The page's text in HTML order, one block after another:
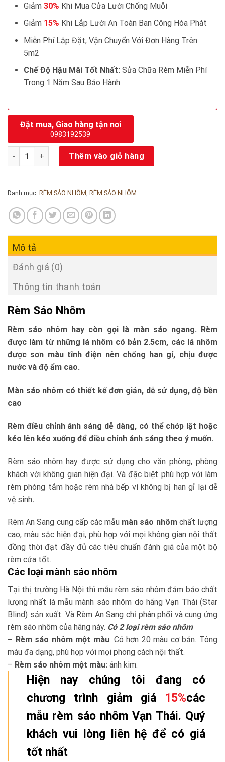
Giảm 30% Khi Mua Cửa Lưới Chống Muỗi
Giảm 15% Khi Lắp Lưới An Toàn Ban Công Hòa Phát
Miễn Phí Lắp Đặt, Vận Chuyển Với Đơn Hàng Trên
5m2
Chế Độ Hậu Mãi Tốt Nhất: Sửa Chữa Rèm Miễn Phí
Trong 1 Năm Sau Bảo Hành
Đặt mua, Giao hàng tận nơi
0983192539
Rèm sáo nhôm Giá rẻ số lượng
Thêm vào giỏ hàng
Danh mục: RÈM SÁO NHÔM, RÈM SÁO NHÔM
Mô tả
Đánh giá (0)
Thông tin thanh toán
Rèm Sáo Nhôm
Rèm sáo nhôm hay còn gọi là màn sáo ngang. Rèm
được làm từ những lá nhôm có bản 2.5cm, các lá nhôm
được sơn màu tĩnh điện nên chống han gỉ, chịu được
nước và độ ẩm cao.
Màn sáo nhôm có thiết kế đơn giản, dễ sử dụng, độ bền
cao
Rèm điều chỉnh ánh sáng dễ dàng, có thể chớp lật hoặc
kéo lên kéo xuống để điều chỉnh ánh sáng theo ý muốn.
Rèm sáo nhôm hay được sử dụng cho văn phòng, phòng
khách với không gian hiện đại. Và đặc biệt phù hợp với làm
rèm phòng tắm hoặc rèm nhà bếp vì không bị han gỉ lại dễ
vệ sinh.
Rèm An Sang cung cấp các mẫu màn sáo nhôm chất lượng
cao, màu sắc hiện đại, phù hợp với mọi không gian nội thất
đồng thời đạt đầy đủ các tiêu chuẩn đánh giá của một bộ
rèm cửa tốt.
Các loại mành sáo nhôm
Tại thị trường Hà Nội thì mẫu rèm sáo nhôm đảm bảo chất
lượng nhất là mẫu mành sáo nhôm do hãng Vạn Thái (Star
Blind) sản xuất. Và Rèm An Sang chỉ phân phối và cung ứng
rèm sáo nhôm của hãng này. Có 2 loại rèm sáo nhôm
– Rèm sáo nhôm một màu: Có hơn 20 màu cơ bản. Tông
màu đa dạng, phù hợp với mọi phong cách nội thất.
– Rèm sáo nhôm một màu: ánh kim.
Hiện nay chúng tôi đang có
chương trình giảm giá 15%các
mẫu rèm sáo nhôm Vạn Thái. Quý
khách vui lòng liên hệ để có giá
tốt nhất